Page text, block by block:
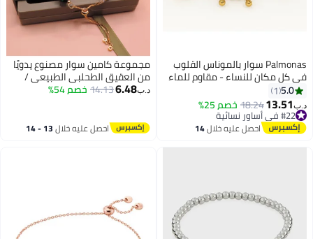
Palmonas سوار بالموناس القلوب
في كل مكان للنساء - مقاوم للماء
ومضاد للتأكسد
5.0
1
د.ب‏13.51
18.24خصم 25%
#22 في أساور نسائية
#22 في أساور نسائية احصل عليه خلال14
مجموعة كامين سوار مصنوع يدويًا
من العقيق الطحلبي الطبيعي /
قطع سداسي
د.ب‏6.48
14.13خصم 54%
احصل عليه خلال 13 - 14